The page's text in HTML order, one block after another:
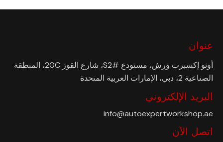
عنوان
أوتو إكسبرت ورش، مستودع #S2، شارع القوز 20C، المنطقة
الصناعية 2، دبي، الإمارات العربية المتحدة
البريد الإلكتروني
info@autoexpertworkshop.ae
اتصل الآن